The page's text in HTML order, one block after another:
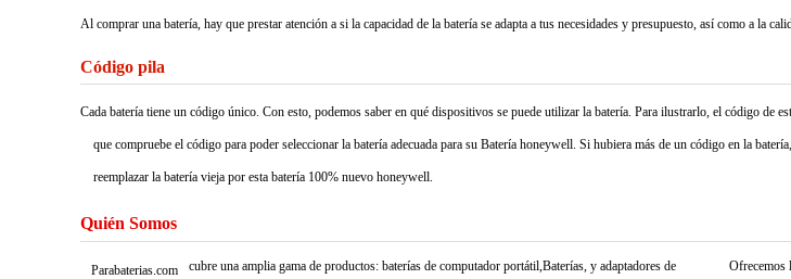
Al comprar una batería, hay que prestar atención a si la capacidad de la batería se adapta a tus necesidades y presupuesto, así como a la
Código pila
Cada batería tiene un código único. Con esto, podemos saber en qué dispositivos se puede utilizar la batería. Para ilustrarlo, el código de
que compruebe el código para poder seleccionar la batería adecuada para su Batería honeywell. Si hubiera más de un código en la
reemplazar la batería vieja por esta batería 100% nuevo honeywell.
Quién Somos
Parabaterias.com
cubre una amplia gama de productos: baterías de computador portátil,Baterías, y adaptadores de
Ofrecemos